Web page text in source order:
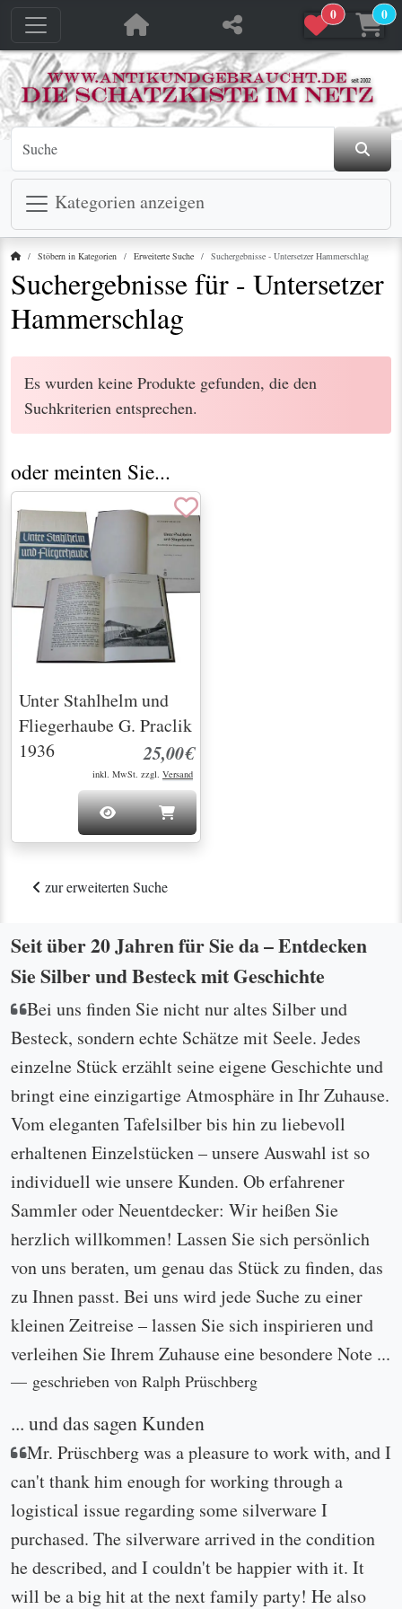
0 0
Kategorien anzeigen
StartseiteStöbern in Kategorien Erweiterte Suche Suchergebnisse - Untersetzer Hammerschlag
Suchergebnisse für - Untersetzer
Hammerschlag
Es wurden keine Produkte gefunden, die den
Suchkriterien entsprechen.
oder meinten Sie...
Unter Stahlhelm und
Fliegerhaube G. Praclik
1936
25,00€
inkl. MwSt. zzgl. Versand
zur erweiterten Suche
Seit über 20 Jahren für Sie da – Entdecken
Sie Silber und Besteck mit Geschichte
Bei uns finden Sie nicht nur altes Silber und
Besteck, sondern echte Schätze mit Seele. Jedes
einzelne Stück erzählt seine eigene Geschichte und
bringt eine einzigartige Atmosphäre in Ihr Zuhause.
Vom eleganten Tafelsilber bis hin zu liebevoll
erhaltenen Einzelstücken – unsere Auswahl ist so
individuell wie unsere Kunden. Ob erfahrener
Sammler oder Neuentdecker: Wir heißen Sie
herzlich willkommen! Lassen Sie sich persönlich
von uns beraten, um genau das Stück zu finden, das
zu Ihnen passt. Bei uns wird jede Suche zu einer
kleinen Zeitreise – lassen Sie sich inspirieren und
verleihen Sie Ihrem Zuhause eine besondere Note ...
geschrieben von Ralph Prüschberg
... und das sagen Kunden
Mr. Prüschberg was a pleasure to work with, and I
can't thank him enough for working through a
logistical issue regarding some silverware I
purchased. The silverware arrived in the condition
he described, and I couldn't be happier with it. It
will be a big hit at the next family party! He also